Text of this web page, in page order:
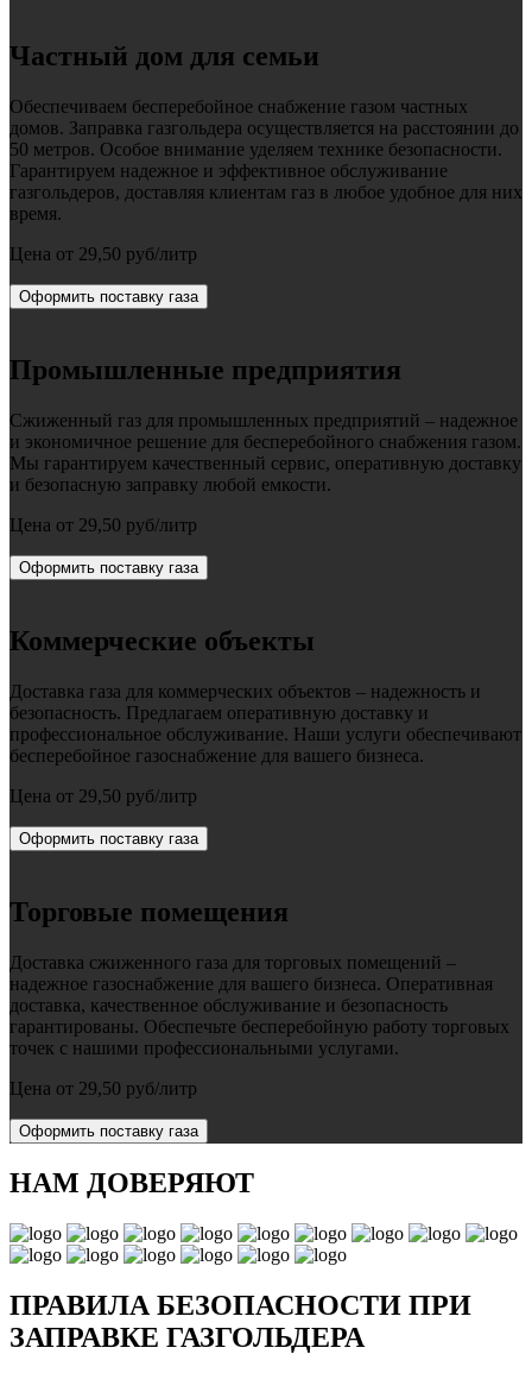
Частный дом для семьи
Обеспечиваем бесперебойное снабжение газом частных
домов. Заправка газгольдера осуществляется на расстоянии до
50 метров. Особое внимание уделяем технике безопасности.
Гарантируем надежное и эффективное обслуживание
газгольдеров, доставляя клиентам газ в любое удобное для них
время.
Цена от 29,50 руб/литр
Оформить поставку газа
Промышленные предприятия
Сжиженный газ для промышленных предприятий – надежное
и экономичное решение для бесперебойного снабжения газом.
Мы гарантируем качественный сервис, оперативную доставку
и безопасную заправку любой емкости.
Цена от 29,50 руб/литр
Оформить поставку газа
Коммерческие объекты
Доставка газа для коммерческих объектов – надежность и
безопасность. Предлагаем оперативную доставку и
профессиональное обслуживание. Наши услуги обеспечивают
бесперебойное газоснабжение для вашего бизнеса.
Цена от 29,50 руб/литр
Оформить поставку газа
Торговые помещения
Доставка сжиженного газа для торговых помещений –
надежное газоснабжение для вашего бизнеса. Оперативная
доставка, качественное обслуживание и безопасность
гарантированы. Обеспечьте бесперебойную работу торговых
точек с нашими профессиональными услугами.
Цена от 29,50 руб/литр
Оформить поставку газа
НАМ ДОВЕРЯЮТ
ПРАВИЛА БЕЗОПАСНОСТИ ПРИ
ЗАПРАВКЕ ГАЗГОЛЬДЕРА